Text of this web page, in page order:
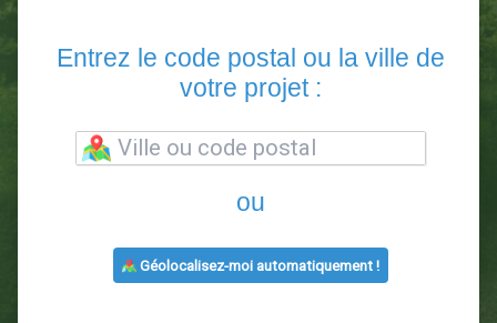
2 3
Entrez le code postal ou la